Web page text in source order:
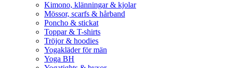
Kimono, klänningar & kjolar
Mössor, scarfs & hårband
Poncho & stickat
Toppar & T-shirts
Tröjor & hoodies
Yogakläder för män
Yoga BH